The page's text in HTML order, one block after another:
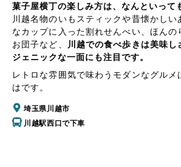
菓子屋横丁の楽しみ方は、なんといって
川越名物のいもスティックや昔懐かしい
なカップに入った割れせんべい、ほんの
お団子など、
川越での食べ歩きは美味し
ジェニックな一面にも注目です。
レトロな雰囲気で味わうモダンなグルメ
はです。
埼玉県川越市
川越駅西口で下車